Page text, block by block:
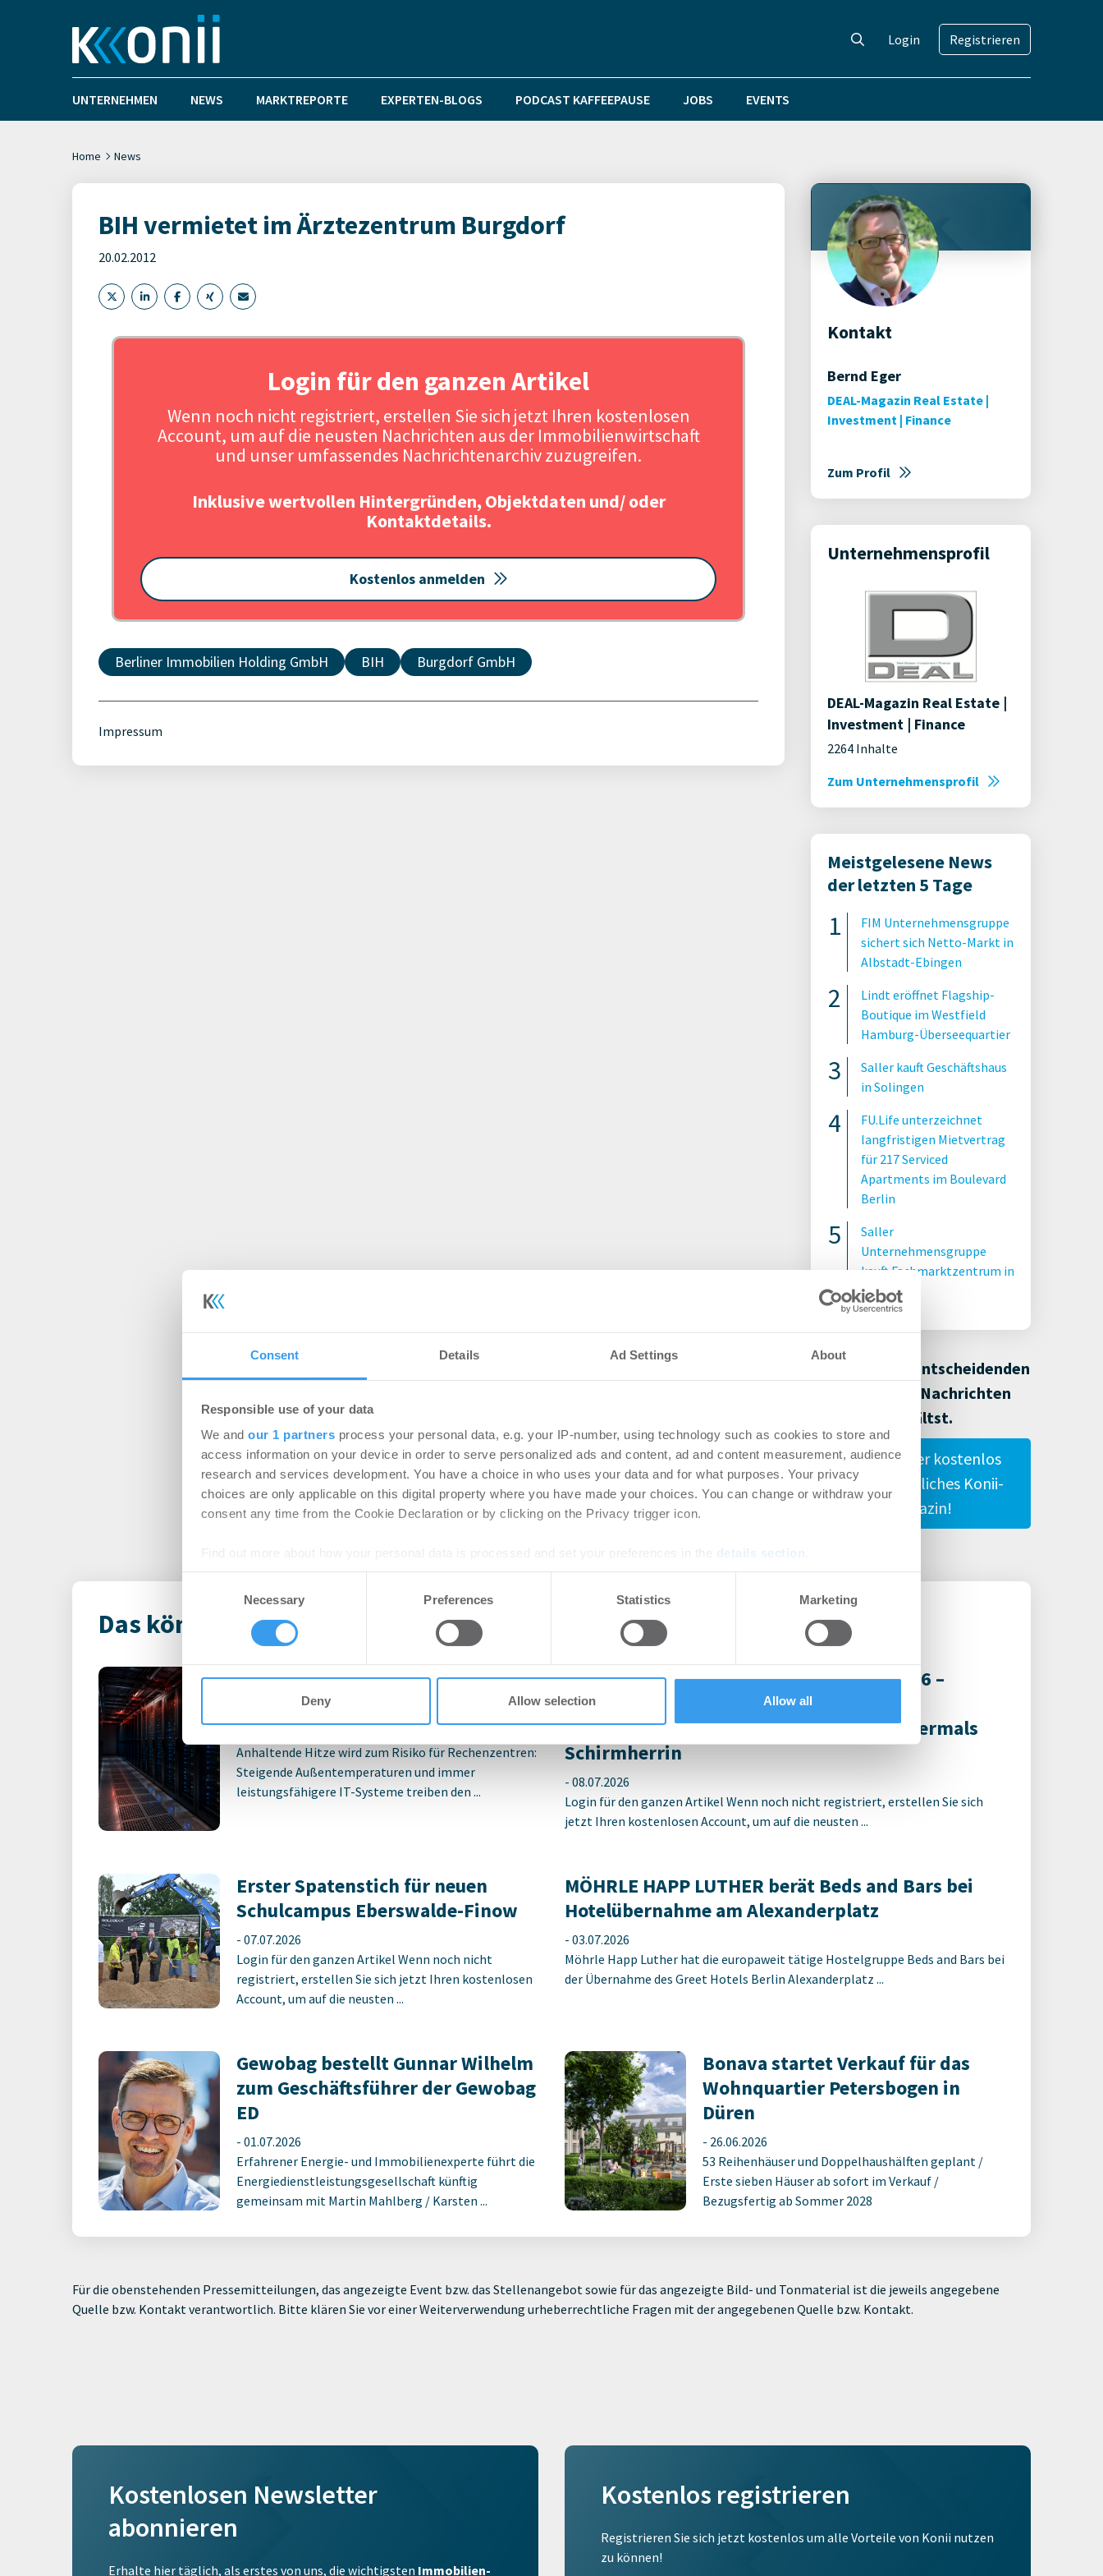
Consent Details Ad Settings About
Responsible use of your data
We and our 1 partners process your personal data, e.g. your IP-number, using technology such as cookies to store and
access information on your device in order to serve personalized ads and content, ad and content measurement, audience
research and services development. You have a choice in who uses your data and for what purposes. Your privacy
choices are only applicable on this digital property where you have made your choices. You can change or withdraw your
consent any time from the Cookie Declaration or by clicking on the Privacy trigger icon.
details section
We use cookies to personalise content and ads, to provide social media features and to analyse our traffic. We also share
other information that you’ve provided to them or that they’ve collected from your use of their services.
Necessary Preferences Statistics Marketing
Deny Allow selection Allow all
Login Registrieren
UNTERNEHMEN NEWS MARKTREPORTE EXPERTEN-BLOGS PODCAST KAFFEEPAUSE JOBS EVENTS
Home News
BIH vermietet im Ärztezentrum Burgdorf
20.02.2012
Login für den ganzen Artikel
Wenn noch nicht registriert, erstellen Sie sich jetzt Ihren kostenlosen
Account, um auf die neusten Nachrichten aus der Immobilienwirtschaft
und unser umfassendes Nachrichtenarchiv zuzugreifen.
Inklusive wertvollen Hintergründen, Objektdaten und/ oder
Kontaktdetails.
Kostenlos anmelden
Berliner Immobilien Holding GmbH BIH Burgdorf GmbH
Impressum
Kontakt
Bernd Eger
DEAL-Magazin Real Estate |
Investment | Finance
Zum Profil
Unternehmensprofil
DEAL-Magazin Real Estate |
Investment | Finance
2264 Inhalte
Zum Unternehmensprofil
Meistgelesene News
der letzten 5 Tage
FIM Unternehmensgruppe
sichert sich Netto-Markt in
Albstadt-Ebingen
Lindt eröffnet Flagship-
Boutique im Westfield
Hamburg-Überseequartier
Saller kauft Geschäftshaus
in Solingen
FU.Life unterzeichnet
langfristigen Mietvertrag
für 217 Serviced
Apartments im Boulevard
Berlin
Saller
Unternehmensgruppe
kauft Fachmarktzentrum in
Kerpen
Damit Du alle entscheidenden
Immobilien-Nachrichten
erhältst.
Gestalte hier kostenlos
Dein persönliches Konii-
Magazin!
Das könnte Dich auch interessieren
Rekordhitze setzt Rechenzentren
unter Druck
Anhaltende Hitze wird zum Risiko für Rechenzentren:
Steigende Außentemperaturen und immer
leistungsfähigere IT-Systeme treiben den ...
Ingeborg-Warschke-Nachwuchspreis 2026 –
Bewerbung bis 2. August möglich –
Bundesbauministerin Verena Hubertz abermals
Schirmherrin
- 08.07.2026
Login für den ganzen Artikel Wenn noch nicht registriert, erstellen Sie sich
jetzt Ihren kostenlosen Account, um auf die neusten ...
Erster Spatenstich für neuen
Schulcampus Eberswalde-Finow
- 07.07.2026
Login für den ganzen Artikel Wenn noch nicht
registriert, erstellen Sie sich jetzt Ihren kostenlosen
Account, um auf die neusten ...
MÖHRLE HAPP LUTHER berät Beds and Bars bei
Hotelübernahme am Alexanderplatz
- 03.07.2026
Möhrle Happ Luther hat die europaweit tätige Hostelgruppe Beds and Bars bei
der Übernahme des Greet Hotels Berlin Alexanderplatz ...
Gewobag bestellt Gunnar Wilhelm
zum Geschäftsführer der Gewobag
ED
- 01.07.2026
Erfahrener Energie- und Immobilienexperte führt die
Energiedienstleistungsgesellschaft künftig
gemeinsam mit Martin Mahlberg / Karsten ...
Bonava startet Verkauf für das
Wohnquartier Petersbogen in
Düren
- 26.06.2026
53 Reihenhäuser und Doppelhaushälften geplant /
Erste sieben Häuser ab sofort im Verkauf /
Bezugsfertig ab Sommer 2028
Für die obenstehenden Pressemitteilungen, das angezeigte Event bzw. das Stellenangebot sowie für das angezeigte Bild- und Tonmaterial ist die jeweils angegebene
Quelle bzw. Kontakt verantwortlich. Bitte klären Sie vor einer Weiterverwendung urheberrechtliche Fragen mit der angegebenen Quelle bzw. Kontakt.
Kostenlosen Newsletter
abonnieren
Erhalte hier täglich, als erstes von uns, die wichtigsten Immobilien-
Kostenlos registrieren
Registrieren Sie sich jetzt kostenlos um alle Vorteile von Konii nutzen
zu können!